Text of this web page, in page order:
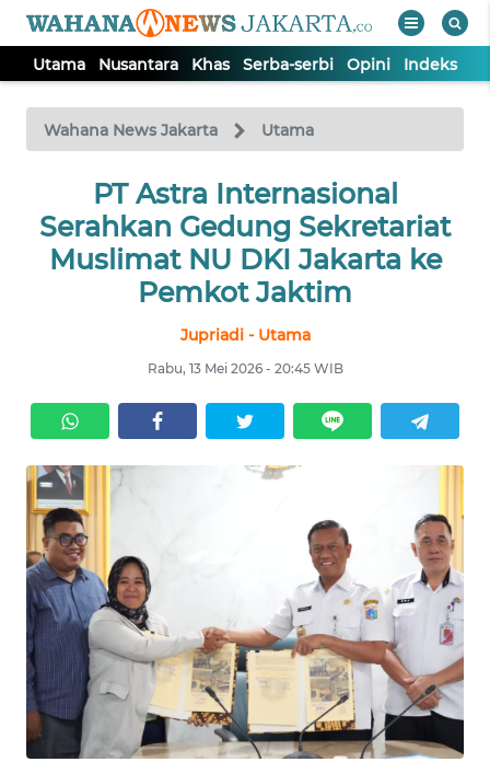
Utama Nusantara Khas Serba-serbi Opini Indeks
Wahana News Jakarta Utama
PT Astra Internasional
Serahkan Gedung Sekretariat
Muslimat NU DKI Jakarta ke
Pemkot Jaktim
Jupriadi - Utama
Rabu, 13 Mei 2026 - 20:45 WIB
TV
Tutup
NUSANTARA
SERBI
OPINI
Informasi
INDEKS
BERITA
KONTAK
KAMI
INFO
IKLAN